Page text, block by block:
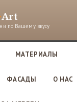
Art
по Вашему вкусу
МАТЕРИАЛЫ
ФАСАДЫ О НАС